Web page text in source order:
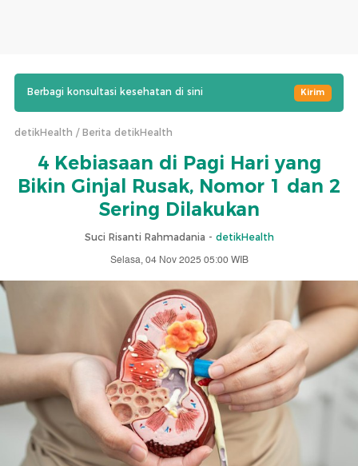
Berbagi konsultasi kesehatan di sini Kirim
detikHealth Berita detikHealth
4 Kebiasaan di Pagi Hari yang
Bikin Ginjal Rusak, Nomor 1 dan 2
Sering Dilakukan
Suci Risanti Rahmadania - detikHealth
Selasa, 04 Nov 2025 05:00 WIB